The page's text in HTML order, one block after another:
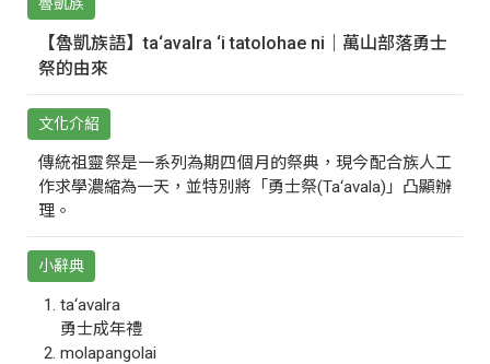
【魯凱族語】ta‘avalra ‘i tatolohae ni｜萬山部落勇士
祭的由來
文化介紹
傳統祖靈祭是一系列為期四個月的祭典，現今配合族人工
作求學濃縮為一天，並特別將「勇士祭(Ta‘avala)」凸顯辦
理。
小辭典
ta‘avalra
勇士成年禮
molapangolai